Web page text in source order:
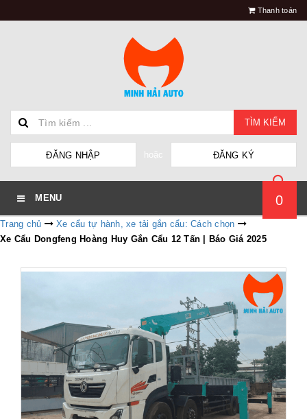
Thanh toán
TÌM KIẾM
ĐĂNG NHẬP hoặc ĐĂNG KÝ
MENU 0
Trang chủ
Xe cẩu tự hành, xe tải gắn cẩu: Cách chọn
Xe Cẩu Dongfeng Hoàng Huy Gắn Cẩu 12 Tấn | Báo Giá 2025